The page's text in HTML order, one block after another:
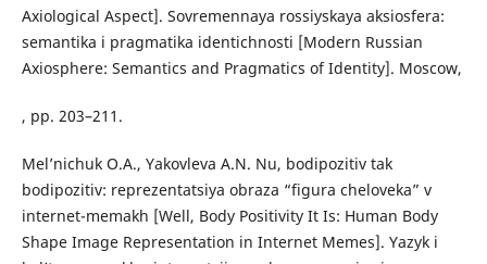
Axiological Aspect]. Sovremennaya rossiyskaya aksiosfera:
semantika i pragmatika identichnosti [Modern Russian
Axiosphere: Semantics and Pragmatics of Identity]. Moscow,
, pp. 203–211.
Mel’nichuk O.A., Yakovleva A.N. Nu, bodipozitiv tak
bodipozitiv: reprezentatsiya obraza “figura cheloveka” v
internet-memakh [Well, Body Positivity It Is: Human Body
Shape Image Representation in Internet Memes]. Yazyk i